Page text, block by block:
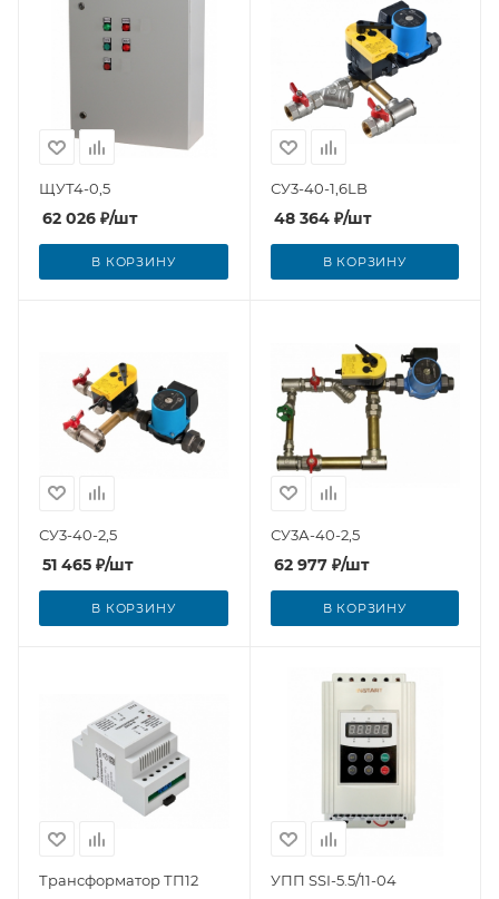
ЩУТ4-0,5
62 026 ₽/шт
В КОРЗИНУ
СУ3-40-1,6LB
48 364₽/шт
В КОРЗИНУ
СУ3-40-2,5
51 465 ₽/шт
В КОРЗИНУ
СУ3А-40-2,5
62 977₽/шт
В КОРЗИНУ
Трансформатор ТП12 УПП SSI-5.5/11-04